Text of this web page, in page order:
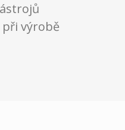
výrobě